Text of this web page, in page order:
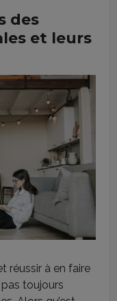
des
et leurs
réussir à en faire
toujours